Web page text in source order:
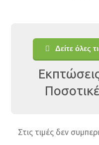
Δείτε όλες
Στις τιμές δεν